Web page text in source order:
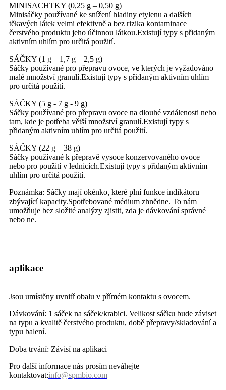
MINISACHTKY (0,25 g – 0,50 g)
Minisáčky používané ke snížení hladiny etylenu a dalších
těkavých látek velmi efektivně a bez rizika kontaminace
čerstvého produktu jeho účinnou látkou.Existují typy s přidaným
aktivním uhlím pro určitá použití.
SÁČKY (1 g – 1,7 g – 2,5 g)
Sáčky používané pro přepravu ovoce, ve kterých je vyžadováno
malé množství granulí.Existují typy s přidaným aktivním uhlím
pro určitá použití.
SÁČKY (5 g - 7 g - 9 g)
Sáčky používané pro přepravu ovoce na dlouhé vzdálenosti nebo
tam, kde je potřeba větší množství granulí.Existují typy s
přidaným aktivním uhlím pro určitá použití.
SÁČKY (22 g – 38 g)
Sáčky používané k přepravě vysoce konzervovaného ovoce
nebo pro použití v lednicích.Existují typy s přidaným aktivním
uhlím pro určitá použití.
Poznámka: Sáčky mají okénko, které plní funkce indikátoru
zbývající kapacity.Spotřebované médium zhnědne. To nám
umožňuje bez složité analýzy zjistit, zda je dávkování správné
nebo ne.
aplikace
Jsou umístěny uvnitř obalu v přímém kontaktu s ovocem.
Dávkování: 1 sáček na sáček/krabici. Velikost sáčku bude záviset
na typu a kvalitě čerstvého produktu, době přepravy/skladování a
typu balení.
Doba trvání: Závisí na aplikaci
Pro další informace nás prosím neváhejte
kontaktovat:info@spmbio.com